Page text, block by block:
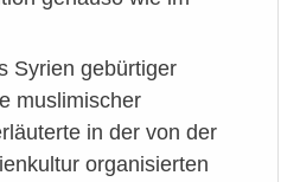
Syrien gebürtiger
muslimischer
in der von der
organisierten